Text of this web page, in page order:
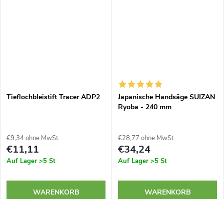
Tieflochbleistift Tracer ADP2
€9,34 ohne MwSt.
€11,11
Auf Lager >5 St
WARENKORB
Japanische Handsäge SUIZAN
Ryoba - 240 mm
€28,77 ohne MwSt.
€34,24
Auf Lager >5 St
WARENKORB